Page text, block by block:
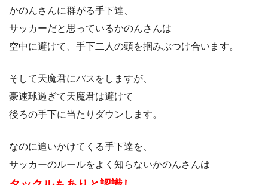
かのんさんに群がる手下達、
サッカーだと思っているかのんさんは
空中に避けて、手下二人の頭を掴みぶつけ合います。
そして天魔君にパスをしますが、
豪速球過ぎて天魔君は避けて
後ろの手下に当たりダウンします。
なのに追いかけてくる手下達を、
サッカーのルールをよく知らないかのんさんは